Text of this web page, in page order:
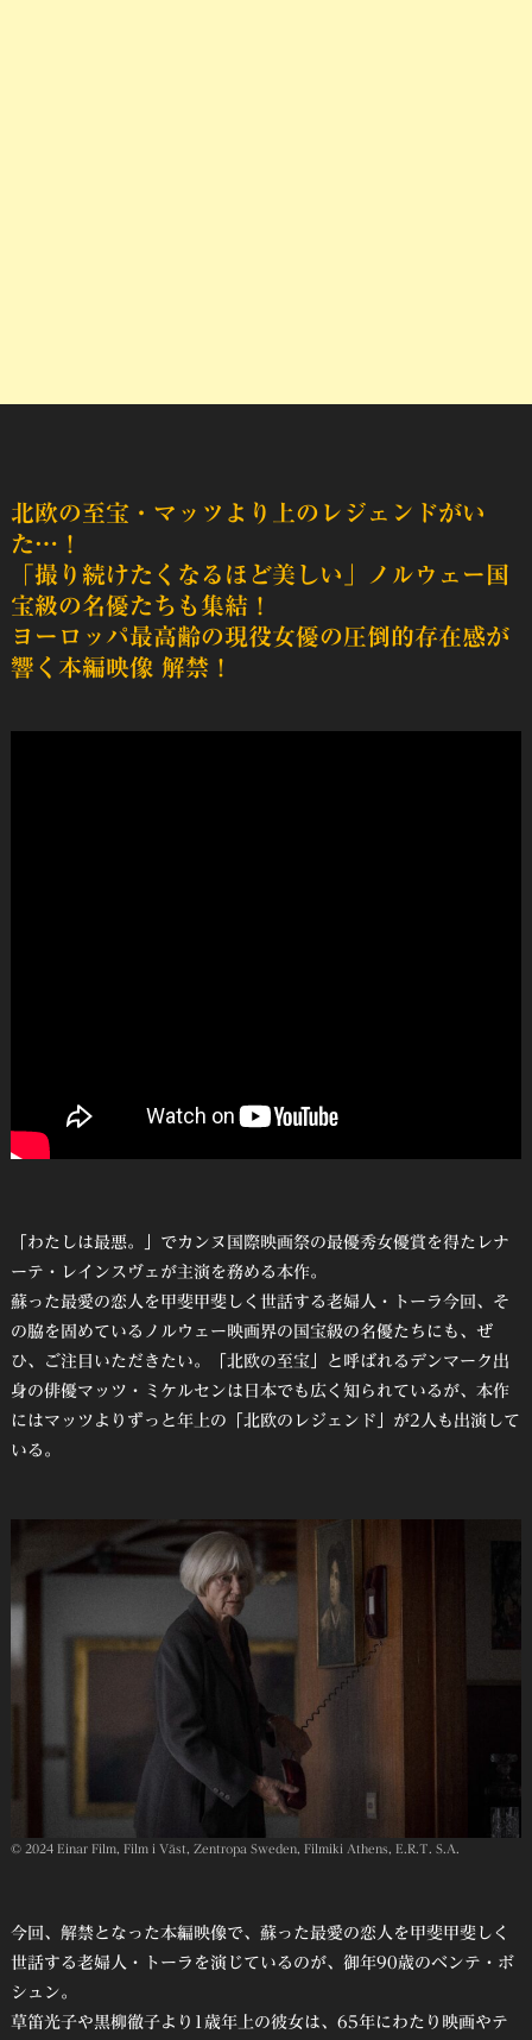
北欧の至宝・マッツより上のレジェンドがい
た…！
「撮り続けたくなるほど美しい」ノルウェー国
宝級の名優たちも集結！
ヨーロッパ最高齢の現役女優の圧倒的存在感が
響く本編映像 解禁！
「わたしは最悪。」でカンヌ国際映画祭の最優秀女優賞を得たレナ
ーテ・レインスヴェが主演を務める本作。
蘇った最愛の恋人を甲斐甲斐しく世話する老婦人・トーラ今回、そ
の脇を固めているノルウェー映画界の国宝級の名優たちにも、ぜ
ひ、ご注目いただきたい。「北欧の至宝」と呼ばれるデンマーク出
身の俳優マッツ・ミケルセンは日本でも広く知られているが、本作
にはマッツよりずっと年上の「北欧のレジェンド」が2人も出演して
いる。
© 2024 Einar Film, Film i Väst, Zentropa Sweden, Filmiki Athens, E.R.T. S.A.
今回、解禁となった本編映像で、蘇った最愛の恋人を甲斐甲斐しく
世話する老婦人・トーラを演じているのが、御年90歳のベンテ・ボ
シュン。
草笛光子や黒柳徹子より1歳年上の彼女は、65年にわたり映画やテ